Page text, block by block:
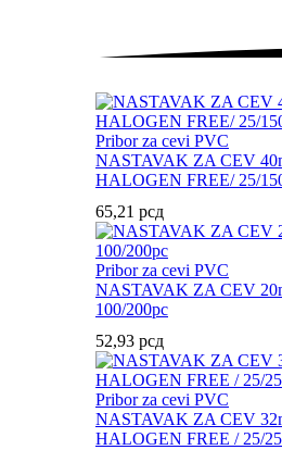
Pribor za cevi PVC
NASTAVAK ZA CEV
HALOGEN FREE/ 25/
65,21 рсд
Pribor za cevi PVC
NASTAVAK ZA CEV
100/200pc
52,93 рсд
Pribor za cevi PVC
NASTAVAK ZA CEV
HALOGEN FREE / 25/